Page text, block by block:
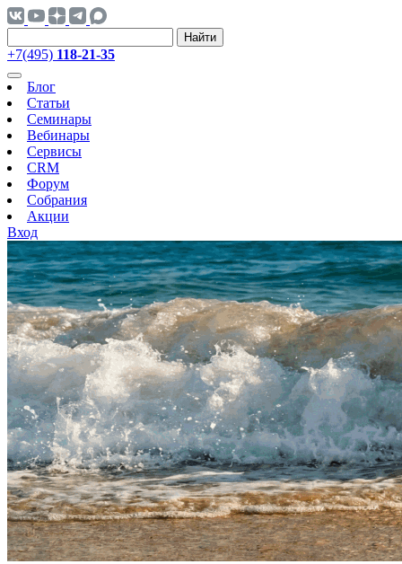
Найти
+7(495) 118-21-35
Блог
Статьи
Семинары
Вебинары
Сервисы
CRM
Форум
Собрания
Акции
Вход